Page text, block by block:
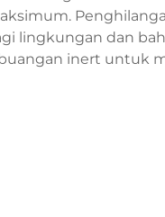
lingkungan dan
inert untuk